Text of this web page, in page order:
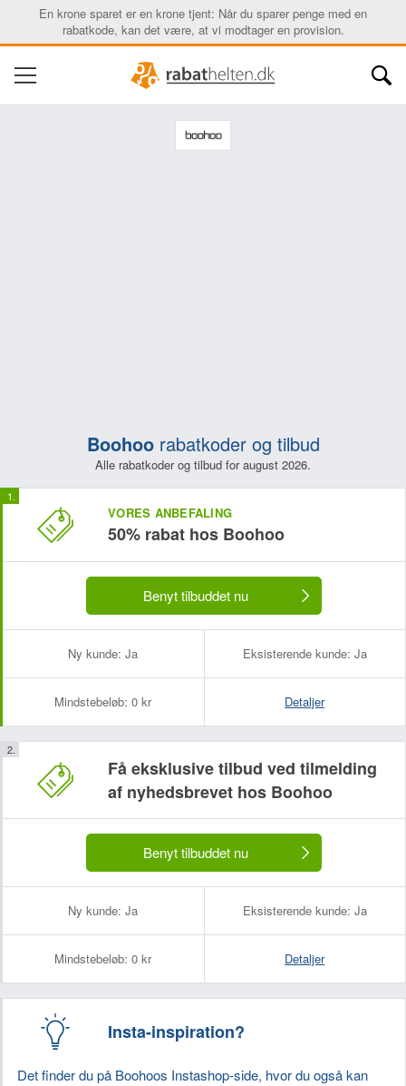
En krone sparet er en krone tjent: Når du sparer penge med en
rabatkode, kan det være, at vi modtager en provision.
Boohoorabatkoder og tilbud
Alle rabatkoder og tilbud for august 2026.
VORES ANBEFALING
50% rabat hos Boohoo
Benyt tilbuddet nu
Ny kunde: Ja Eksisterende kunde: Ja
Mindstebeløb: 0 kr Detaljer
Få eksklusive tilbud ved tilmelding
af nyhedsbrevet hos Boohoo
Benyt tilbuddet nu
Ny kunde: Ja Eksisterende kunde: Ja
Mindstebeløb: 0 kr Detaljer
Insta-inspiration?
Det finder du på Boohoos Instashop-side, hvor du også kan